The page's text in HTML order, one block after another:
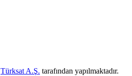
Türksat A.Ş. tarafından yapılmaktadır.